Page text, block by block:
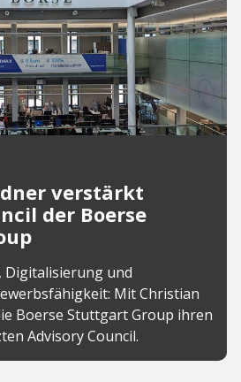
verstärkt
der Boerse
und
Mit Christian
Boerse Stuttgart Group ihren
Advisory Council.